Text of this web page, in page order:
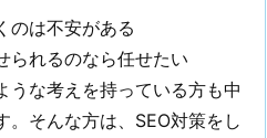
のは不安がある
られるのなら任せたい
うな考えを持っている方も中
。そんな方は、SEO対策をし